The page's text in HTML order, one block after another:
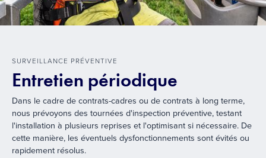
SURVEILLANCE PRÉVENTIVE
Entretien périodique
Dans le cadre de contrats-cadres ou de contrats à long terme,
nous prévoyons des tournées d'inspection préventive, testant
l'installation à plusieurs reprises et l'optimisant si nécessaire. De
cette manière, les éventuels dysfonctionnements sont évités ou
rapidement résolus.